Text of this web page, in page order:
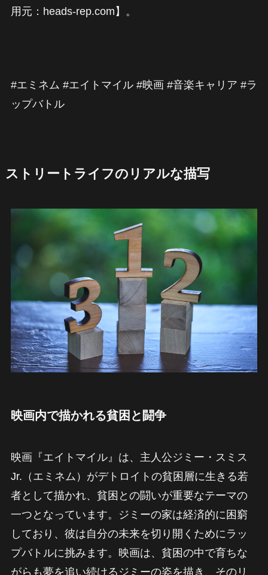
用元：heads-rep.com】。
#エミネム #エイトマイル #映画 #音楽キャリア #ラ
ップバトル
ストリートライフのリアルな描写
映画内で描かれる貧困と闘争
映画『エイトマイル』は、主人公ジミー・スミス
Jr.（エミネム）がデトロイトの貧困層に生きる若
者として描かれ、貧困との闘いが重要なテーマの
一つとなっています。ジミーの家は経済的に困窮
しており、彼は自分の未来を切り開くためにラッ
プバトルに挑みます。映画は、貧困の中で育ちな
がらも夢を追い続けるジミーの姿を描き、そのリ